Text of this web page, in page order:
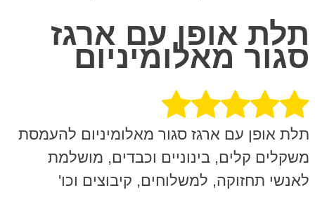
תלת אופן עם ארגז
סגור מאלומיניום
תלת אופן עם ארגז סגור מאלומיניום להעמסת
משקלים קלים, בינוניים וכבדים, מושלמת
לאנשי תחזוקה, למשלוחים, קיבוצים וכו'